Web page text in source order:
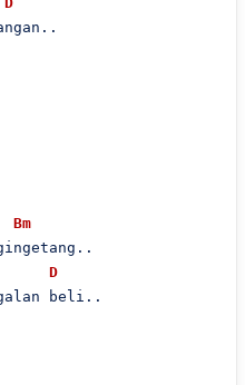
Bm
D
beli..